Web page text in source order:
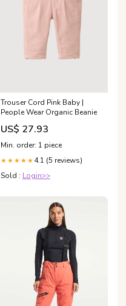
Trouser Cord Pink Baby |
People Wear Organic Beanie
US$ 27.93
Min. order: 1 piece
★★★★★ 4.1 (5 reviews)
Sold : Login>>